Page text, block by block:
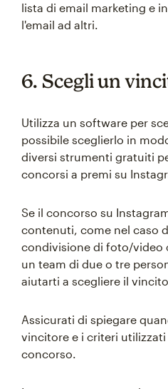
lista di email marketing e
l'email ad altri.
6. Scegli un
Utilizza un software per
possibile sceglierlo in
diversi strumenti gratuiti
concorsi a premi su
Se il concorso su
contenuti, come nel caso
condivisione di foto/video
un team di due o tre
aiutarti a scegliere il
Assicurati di spiegare
vincitore e i criteri
concorso.